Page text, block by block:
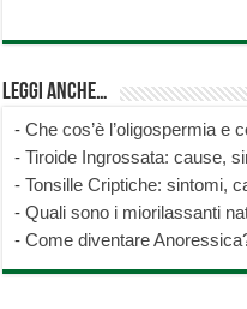
Leggi anche…
-Che cos’è l’oligospermia e
-Tiroide Ingrossata: cause,
-Tonsille Criptiche: sintomi,
-Quali sono i miorilassanti
-Come diventare